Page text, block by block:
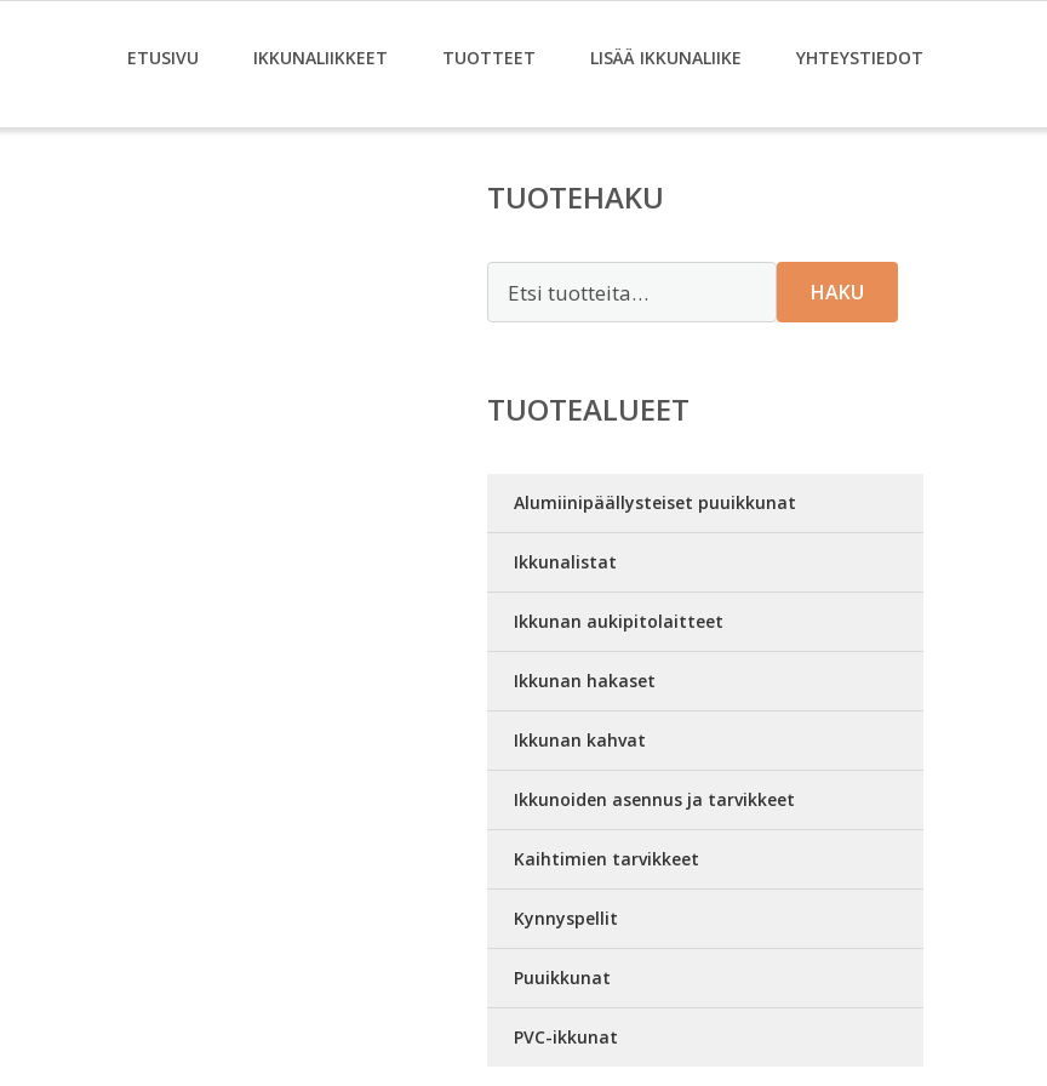
ETUSIVU IKKUNALIIKKEET TUOTTEET LISÄÄ IKKUNALIIKE YHTEYSTIEDOT
TUOTEHAKU
HAKU
TUOTEALUEET
Alumiinipäällysteiset puuikkunat
Ikkunalistat
Ikkunan aukipitolaitteet
Ikkunan hakaset
Ikkunan kahvat
Ikkunoiden asennus ja tarvikkeet
Kaihtimien tarvikkeet
Kynnyspellit
Puuikkunat
PVC-ikkunat